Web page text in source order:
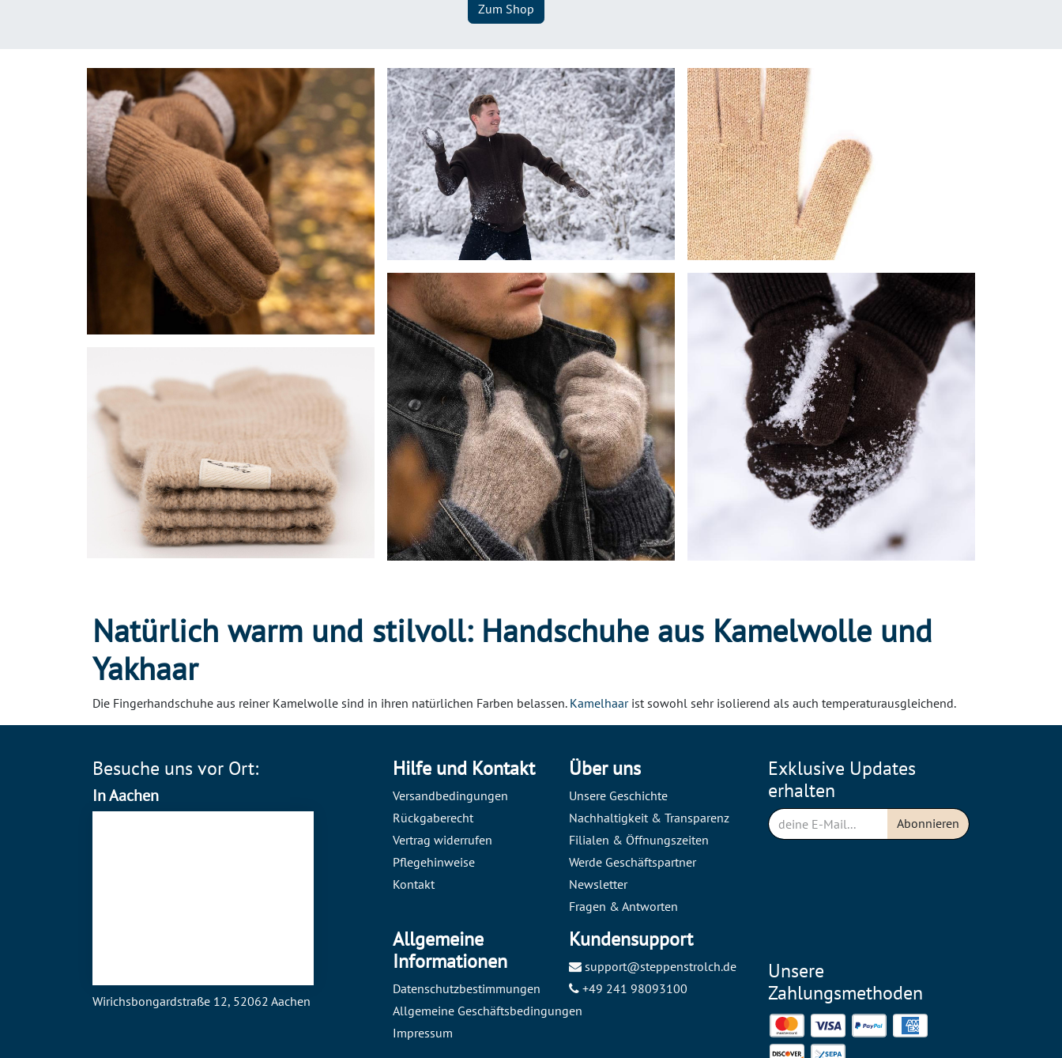
Zum Shop
Natürlich warm und stilvoll: Handschuhe aus Kamelwolle und
Yakhaar
Die Fingerhandschuhe aus reiner Kamelwolle sind in ihren natürlichen Farben belassen. Kamelhaarist sowohl sehr isolierend als auch temperaturausgleichend.
Besuche uns vor Ort:
In Aachen
Wirichsbongardstraße 12, 52062 Aachen
Hilfe und Kontakt
Versandbedingungen
Rückgaberecht
Vertrag widerrufen
Pflegehinweise
Kontakt
Über uns
Unsere Geschichte
Nachhaltigkeit & Transparenz
Filialen & Öffnungszeiten
Werde Geschäftspartner
Newsletter
Fragen & Antworten
Allgemeine
Informationen
Datenschutzbestimmungen
Allgemeine Geschäftsbedingungen
Impressum
Kundensupport
support@steppenstrolch.de
+49 241 98093100
Exklusive Updates
erhalten
Abonnieren
Unsere
Zahlungsmethoden
SEPA Direct Debit